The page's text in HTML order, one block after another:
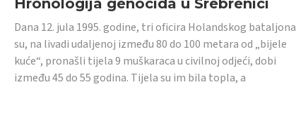
Dana 12. jula 1995. godine, tri oficira Holandskog bataljona
su, na livadi udaljenoj između 80 do 100 metara od „bijele
kuće“, pronašli tijela 9 muškaraca u civilnoj odjeći, dobi
između 45 do 55 godina. Tijela su im bila topla, a